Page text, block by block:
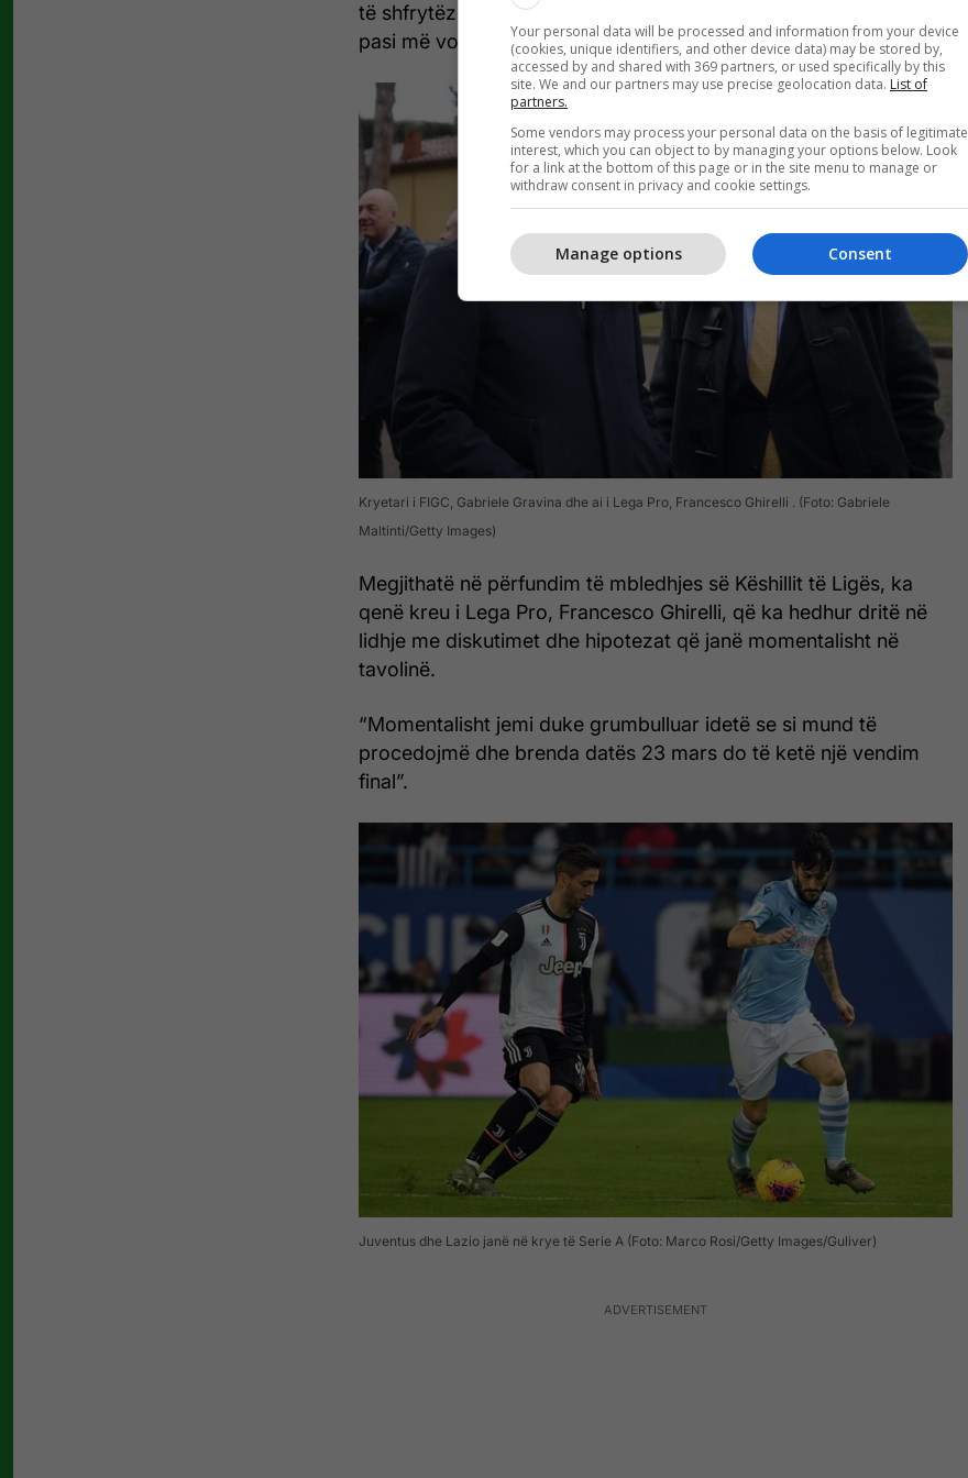
të shfrytëzojë të gjitha datat e lira për të mbyllur kampionatin,
pasi më vonë do të nisë grumbullimi i Kombëtareve.
Kryetari i FIGC, Gabriele Gravina dhe ai i Lega Pro, Francesco Ghirelli . (Foto: Gabriele
Maltinti/Getty Images)
Megjithatë në përfundim të mbledhjes së Këshillit të Ligës, ka
qenë kreu i Lega Pro, Francesco Ghirelli, që ka hedhur dritë në
lidhje me diskutimet dhe hipotezat që janë momentalisht në
tavolinë.
“Momentalisht jemi duke grumbulluar idetë se si mund të
procedojmë dhe brenda datës 23 mars do të ketë një vendim
final”.
Juventus dhe Lazio janë në krye të Serie A (Foto: Marco Rosi/Getty Images/Guliver)
Your personal data will be processed and information from your device
(cookies, unique identifiers, and other device data) may be stored by,
accessed by and shared with 369 partners, or used specifically by this
site. We and our partners may use precise geolocation data. List of
partners.
Some vendors may process your personal data on the basis of legitimate
interest, which you can object to by managing your options below. Look
for a link at the bottom of this page or in the site menu to manage or
withdraw consent in privacy and cookie settings.
Consent
Manage options